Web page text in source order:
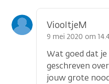
ViooltjeM
9 mei 2020 om
Wat goed dat
geschreven
jouw grote